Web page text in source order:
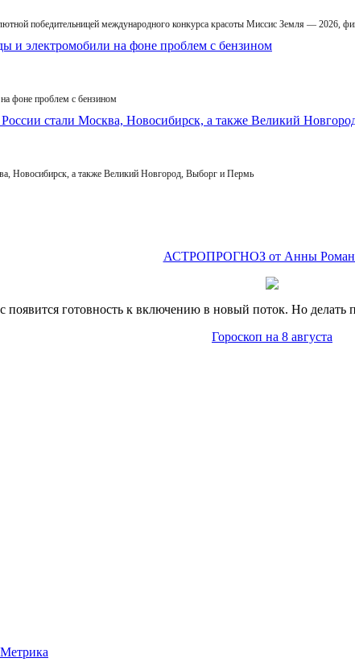
победительницей международного конкурса красоты Миссис Земля — 2026,
фоне проблем с бензином
Новосибирск, а также Великий Новгород, Выборг и Пермь
АСТРОПРОГНОЗ от Анны
появится готовность к включению в новый поток. Но
Гороскоп на 8 августа